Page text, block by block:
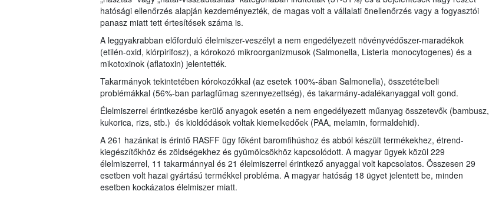
hatósági ellenőrzés alapján kezdeményezték, de magas volt a vállalati önellenőrzés vagy a fogyasztói
panasz miatt tett értesítések száma is.
A leggyakrabban előforduló élelmiszer-veszélyt a nem engedélyezett növényvédőszer-maradékok
(etilén-oxid, klórpirifosz), a kórokozó mikroorganizmusok (Salmonella, Listeria monocytogenes) és a
mikotoxinok (aflatoxin) jelentették.
Takarmányok tekintetében kórokozókkal (az esetek 100%-ában Salmonella), összetételbeli
problémákkal (56%-ban parlagfűmag szennyezettség), és takarmány-adalékanyaggal volt gond.
Élelmiszerrel érintkezésbe kerülő anyagok esetén a nem engedélyezett műanyag összetevők (bambusz,
kukorica, rizs, stb.) és kioldódások voltak kiemelkedőek (PAA, melamin, formaldehid).
A 261 hazánkat is érintő RASFF ügy főként baromfihúshoz és abból készült termékekhez, étrend-
kiegészítőkhöz és zöldségekhez és gyümölcsökhöz kapcsolódott. A magyar ügyek közül 229
élelmiszerrel, 11 takarmánnyal és 21 élelmiszerrel érintkező anyaggal volt kapcsolatos. Összesen 29
esetben volt hazai gyártású termékkel probléma. A magyar hatóság 18 ügyet jelentett be, minden
esetben kockázatos élelmiszer miatt.